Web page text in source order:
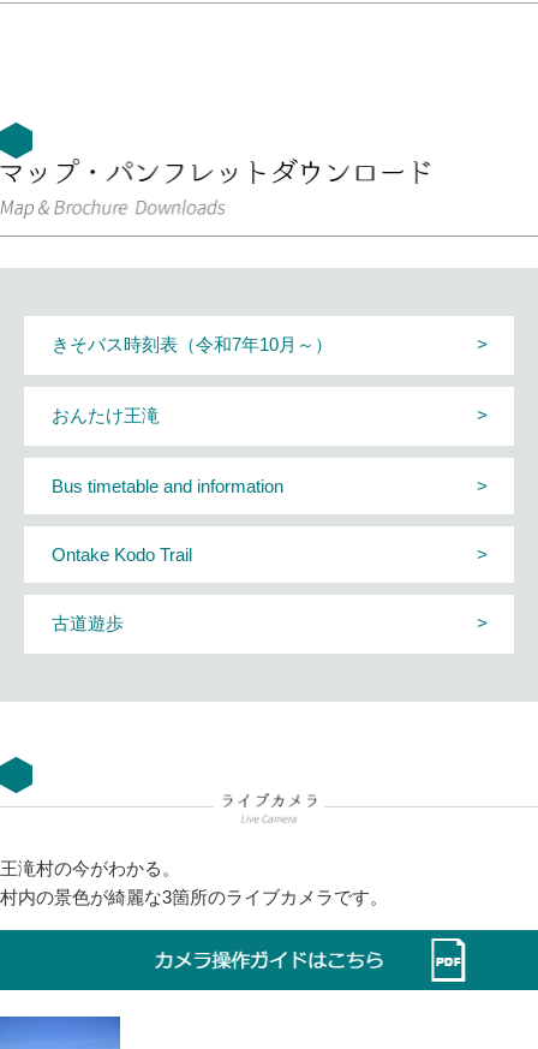
きそバス時刻表（令和7年10月～）
おんたけ王滝
Bus timetable and information
Ontake Kodo Trail
古道遊歩
This page can't load Google Maps correctly.
OK
王滝村の今がわかる。
村内の景色が綺麗な3箇所のライブカメラです。